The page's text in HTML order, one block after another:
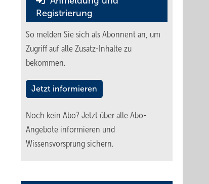
Registrierung
So melden Sie sich als Abonnent an, um
Zugriff auf alle Zusatz-Inhalte zu
bekommen.
Jetzt informieren
Noch kein Abo? Jetzt über alle Abo-
Angebote informieren und
Wissensvorsprung sichern.